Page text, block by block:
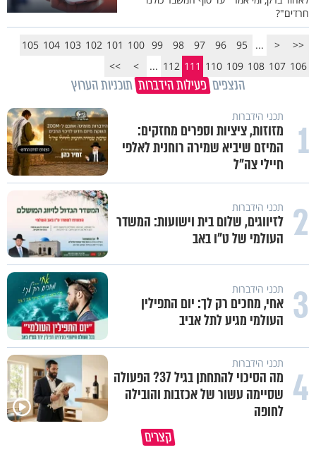
חרדים"?
<<
<
...
95
96
97
98
99
100
101
102
103
104
105
106
107
108
109
110
111
112
...
>
>>
הנצפים פעילות הידברות תוכניות הערוץ
1 תכני הידברות
מזוזות, ציציות וספרים מחזקים:
המיזם שיביא שמירה רוחנית לאלפי
חיילי צה"ל
2 תכני הידברות
לזיווגים, שלום בית וישועות: המשדר
העולמי של ט"ו באב
3 תכני הידברות
אחי, מחכים רק לך: יום התפילין
העולמי מגיע לתל אביב
4 תכני הידברות
מה הסיכוי להתחתן בגיל 37? הפעולה
שסיימה עשור של אכזבות והובילה
לחופה
קצרים
באיזה ארץ לומדים יותר גמרא בדרום